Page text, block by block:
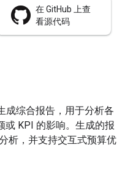
在 GitHub 上查
看源代码
成综合报告，用于分析各
或 KPI 的影响。生成的报
析，并支持交互式预算优